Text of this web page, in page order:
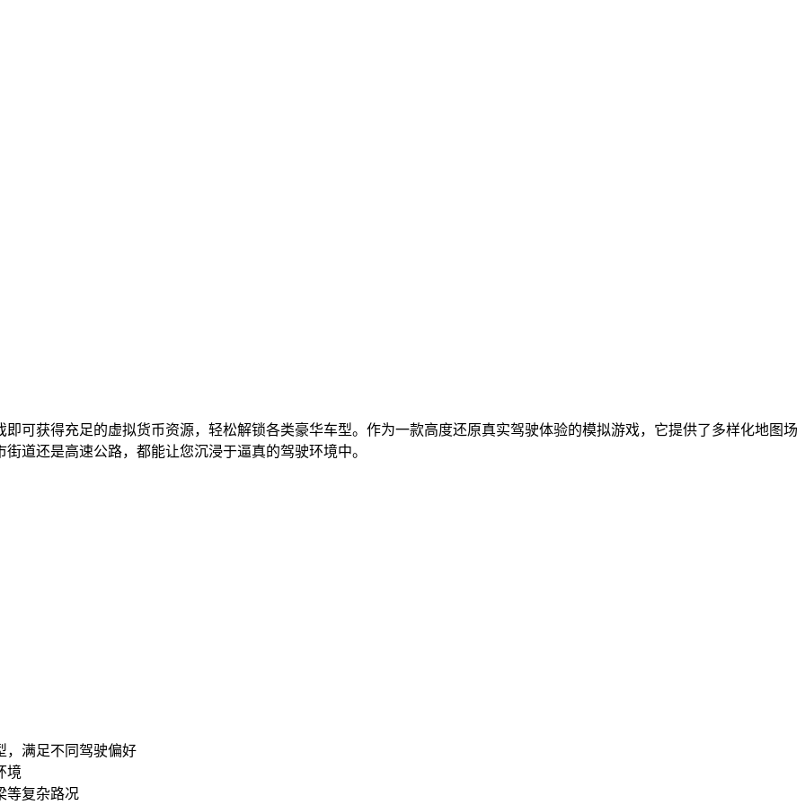
可获得充足的虚拟货币资源，轻松解锁各类豪华车型。作为一款高度还原真实驾驶体验的模拟游戏，它提供了多样化地图场
道还是高速公路，都能让您沉浸于逼真的驾驶环境中。
，满足不同驾驶偏好
境
等复杂路况